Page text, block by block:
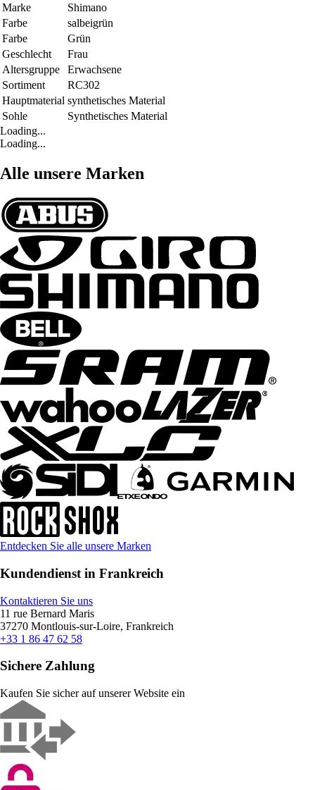
Marke
Shimano
Farbe
salbeigrün
Farbe
Grün
Geschlecht
Frau
Altersgruppe
Erwachsene
Sortiment
RC302
Hauptmaterial synthetisches Material
Sohle
Synthetisches Material
Loading...
Loading...
Alle unsere Marken
Entdecken Sie alle unsere Marken
Kundendienst in Frankreich
Kontaktieren Sie uns
11 rue Bernard Maris
37270 Montlouis-sur-Loire, Frankreich
+33 1 86 47 62 58
Sichere Zahlung
Kaufen Sie sicher auf unserer Website ein